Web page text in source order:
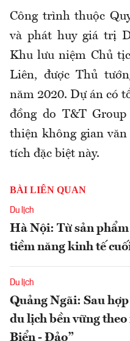
Công trình thuộc
và phát huy giá trị
Khu lưu niệm Chủ
Liên, được Thủ
năm 2020. Dự án có
đồng do T&T
thiện không gian
tích đặc biệt này.
BÀI LIÊN QUAN
Du lịch
Hà Nội: Từ sản
tiềm năng kinh tế
Du lịch
Quảng Ngãi: Sau
du lịch bền vững
Biển - Đảo”